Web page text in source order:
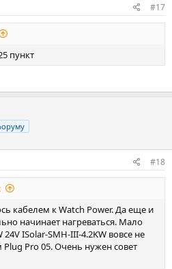
#17
пункт
#18
кабелем к Watch Power. Да еще и
начинает нагреваться. Мало
24V ISolar-SMH-III-4.2KW вовсе не
Plug Pro 05. Очень нужен совет